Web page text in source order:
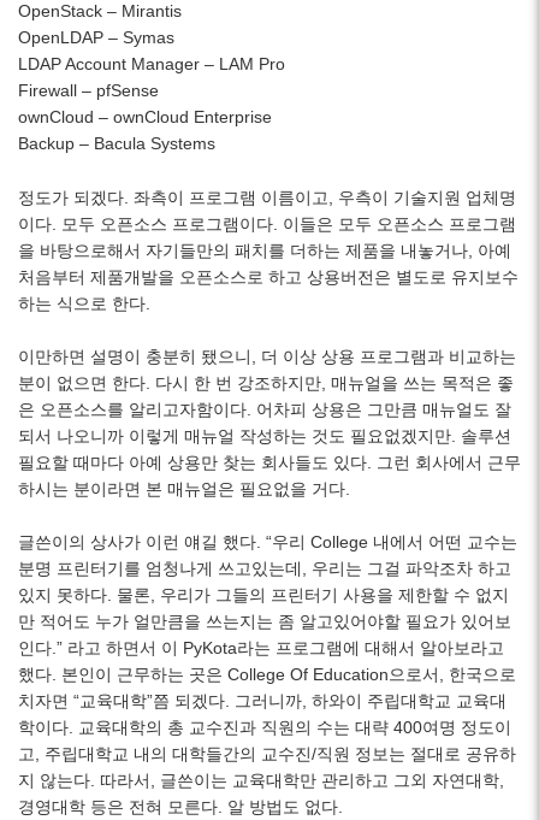
OpenStack – Mirantis
OpenLDAP – Symas
LDAP Account Manager – LAM Pro
Firewall – pfSense
ownCloud – ownCloud Enterprise
Backup – Bacula Systems
정도가 되겠다. 좌측이 프로그램 이름이고, 우측이 기술지원 업체명
이다. 모두 오픈소스 프로그램이다. 이들은 모두 오픈소스 프로그램
을 바탕으로해서 자기들만의 패치를 더하는 제품을 내놓거나, 아예
처음부터 제품개발을 오픈소스로 하고 상용버전은 별도로 유지보수
하는 식으로 한다.
이만하면 설명이 충분히 됐으니, 더 이상 상용 프로그램과 비교하는
분이 없으면 한다. 다시 한 번 강조하지만, 매뉴얼을 쓰는 목적은 좋
은 오픈소스를 알리고자함이다. 어차피 상용은 그만큼 매뉴얼도 잘
되서 나오니까 이렇게 매뉴얼 작성하는 것도 필요없겠지만. 솔루션
필요할 때마다 아예 상용만 찾는 회사들도 있다. 그런 회사에서 근무
하시는 분이라면 본 매뉴얼은 필요없을 거다.
글쓴이의 상사가 이런 얘길 했다. “우리 College 내에서 어떤 교수는
분명 프린터기를 엄청나게 쓰고있는데, 우리는 그걸 파악조차 하고
있지 못하다. 물론, 우리가 그들의 프린터기 사용을 제한할 수 없지
만 적어도 누가 얼만큼을 쓰는지는 좀 알고있어야할 필요가 있어보
인다.” 라고 하면서 이 PyKota라는 프로그램에 대해서 알아보라고
했다. 본인이 근무하는 곳은 College Of Education으로서, 한국으로
치자면 “교육대학”쯤 되겠다. 그러니까, 하와이 주립대학교 교육대
학이다. 교육대학의 총 교수진과 직원의 수는 대략 400여명 정도이
고, 주립대학교 내의 대학들간의 교수진/직원 정보는 절대로 공유하
지 않는다. 따라서, 글쓴이는 교육대학만 관리하고 그외 자연대학,
경영대학 등은 전혀 모른다. 알 방법도 없다.